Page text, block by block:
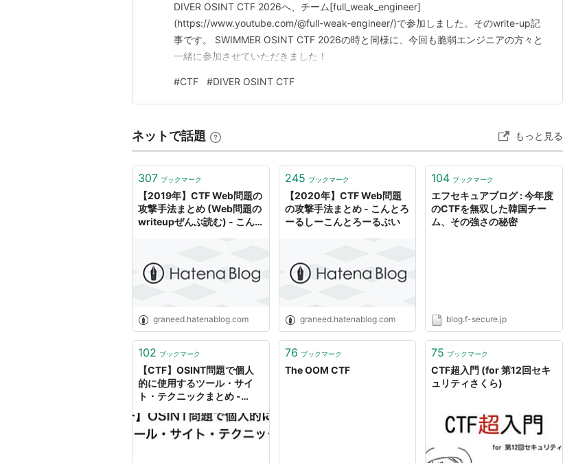
DIVER OSINT CTF 2026へ、チーム[full_weak_engineer]
(https://www.youtube.com/@full-weak-engineer/)で参加しました。そのwrite-up記
事です。 SWIMMER OSINT CTF 2026の時と同様に、今回も脆弱エンジニアの方々と
一緒に参加させていただきました！
#CTF #DIVER OSINT CTF
ネットで話題 もっと見る
307 ブックマーク
【2019年】CTF Web問題の
攻撃手法まとめ (Web問題の
writeupぜんぶ読む) - こん
graneed.hatenablog.com
245 ブックマーク
【2020年】CTF Web問題
の攻撃手法まとめ - こんとろ
ーるしーこんとろーるぶい
graneed.hatenablog.com
104 ブックマーク
エフセキュアブログ : 今年度
のCTFを無双した韓国チー
ム、その強さの秘密
blog.f-secure.jp
102 ブックマーク
【CTF】OSINT問題で個人
的に使用するツール・サイ
ト・テクニックまとめ -
76 ブックマーク
The OOM CTF
75 ブックマーク
CTF超入門 (for 第12回セキ
ュリティさくら)